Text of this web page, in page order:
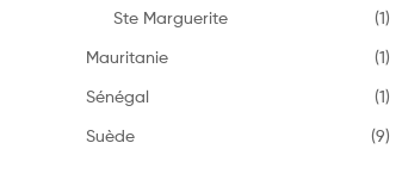
Ste Marguerite
(1)
Mauritanie
(1)
Sénégal
(1)
Suède
(9)